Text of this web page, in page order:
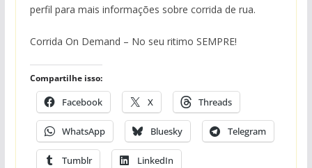
perfil para mais informações sobre corrida de rua.
Corrida On Demand – No seu ritimo SEMPRE!
Compartilhe isso:
Facebook X Threads
WhatsApp Bluesky Telegram
Tumblr LinkedIn